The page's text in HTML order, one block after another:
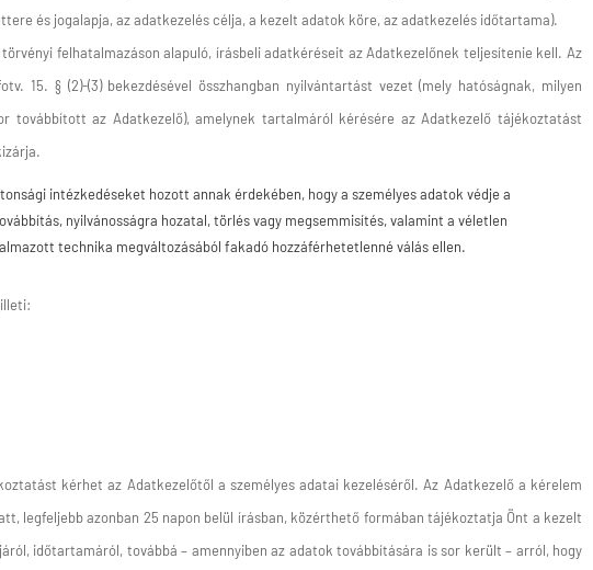
és jogalapja, az adatkezelés célja, a kezelt adatok köre, az adatkezelés időtartama).
felhatalmazáson alapuló, írásbeli adatkéréseit az Adatkezelőnek teljesítenie kell. Az
15. § (2)-(3) bekezdésével összhangban nyilvántartást vezet (mely hatóságnak, milyen
továbbított az Adatkezelő), amelynek tartalmáról kérésére az Adatkezelő tájékoztatást
intézkedéseket hozott annak érdekében, hogy a személyes adatok védje a
nyilvánosságra hozatal, törlés vagy megsemmisítés, valamint a véletlen
technika megváltozásából fakadó hozzáférhetetlenné válás ellen.
kérhet az Adatkezelőtől a személyes adatai kezeléséről. Az Adatkezelő a kérelem
legfeljebb azonban 25 napon belül írásban, közérthető formában tájékoztatja Önt a kezelt
időtartamáról, továbbá – amennyiben az adatok továbbítására is sor került – arról, hogy